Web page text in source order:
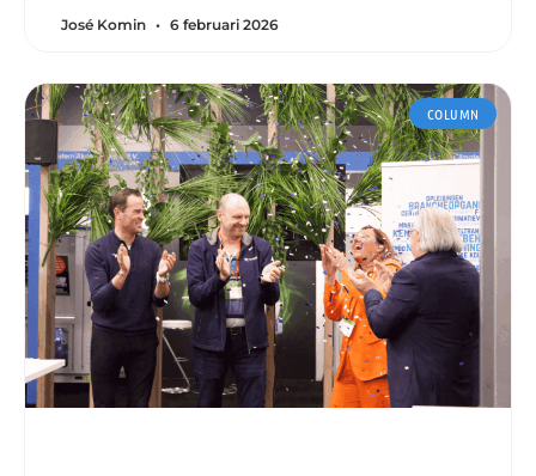
José Komin 6 februari 2026
COLUMN